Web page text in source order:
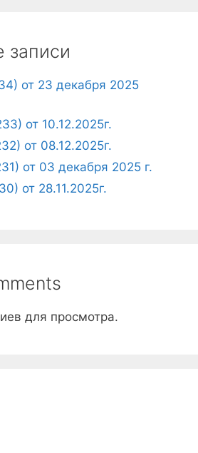
записи
от 23 декабря 2025
от 10.12.2025г.
от 08.12.2025г.
от 03 декабря 2025 г.
от 28.11.2025г.
для просмотра.